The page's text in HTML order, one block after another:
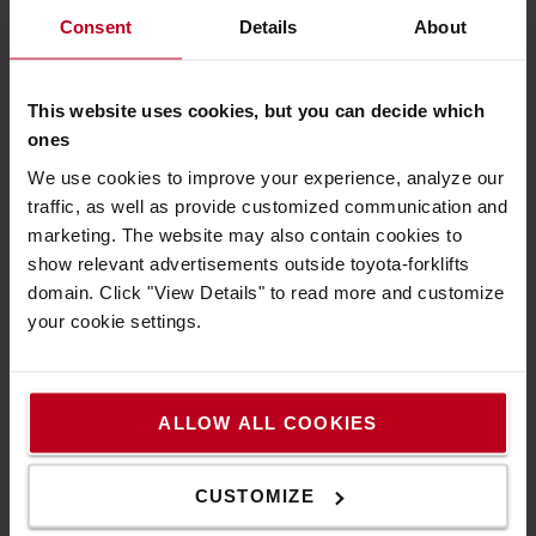
Consent Details About
This website uses cookies, but you can decide which
ones
We use cookies to improve your experience, analyze our
traffic, as well as provide customized communication and
marketing. The website may also contain cookies to
show relevant advertisements outside toyota-forklifts
domain. Click "View Details" to read more and customize
your cookie settings.
ALLOW ALL COOKIES
CUSTOMIZE
stratégiájának célja, hogy az elkövetkezendő
években csökkentse a selejtezett targoncák arányát.
Ezzel csökkentjük a nyersanyaggyártás mértékét és
hatását, ami bizonyítottan az új targoncák gyártása
szén-dioxid-kibocsátásának nagy részéért felelős.
Bár csak az új, energiahatékony termékek
alkalmasak a nagy igénybevételű alkalmazásokhoz,
a használt vagy felújított targoncákat továbbra is
felújítás csak a fülkét és a motort érinti, az alvázat
nem, ami azt jelenti, hogy kevesebb nyersanyagra
van szükség, mint amire a targonca teljes cseréjekor
lenne.